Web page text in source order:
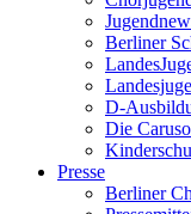
Berliner
D-
Die
Presse
Berliner